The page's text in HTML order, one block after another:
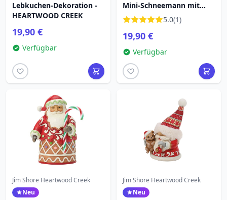
Lebkuchen-Dekoration -
HEARTWOOD CREEK
19,90 €
Verfügbar
Mini-Schneemann mit
Glocke - Heartwood Creek
5.0(1)
19,90 €
Verfügbar
Jim Shore Heartwood Creek
Neu
Jim Shore Heartwood Creek
Neu